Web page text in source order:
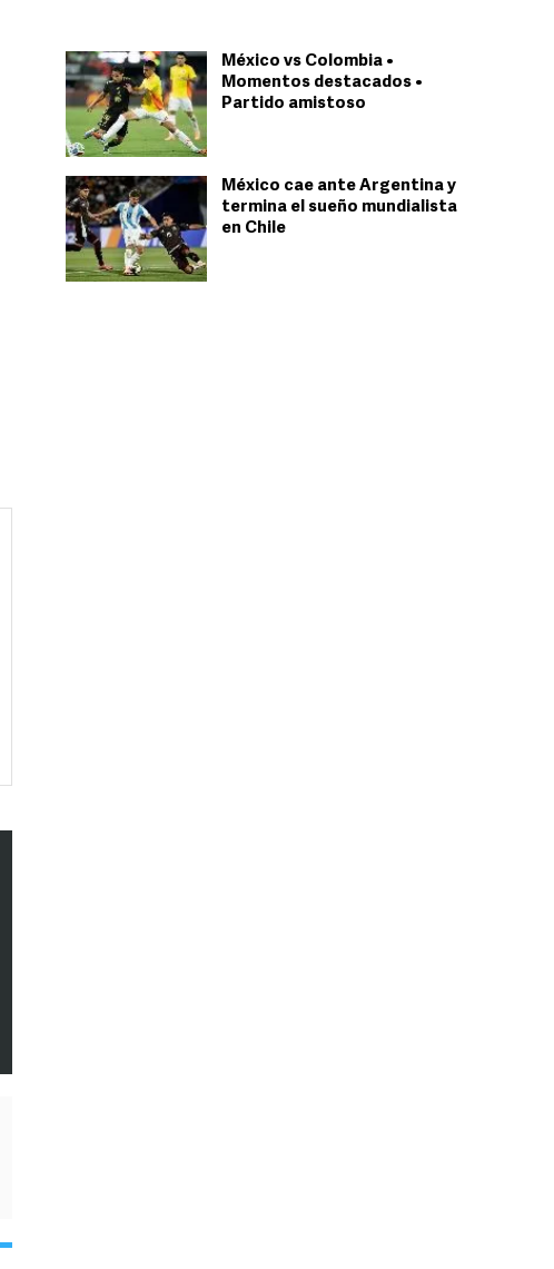
México vs Colombia •
Momentos destacados •
Partido amistoso
México cae ante Argentina y
termina el sueño mundialista
en Chile